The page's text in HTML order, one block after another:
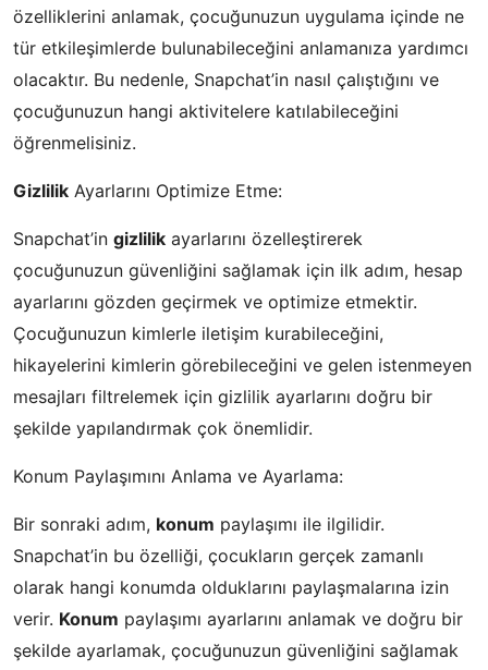
özelliklerini anlamak, çocuğunuzun uygulama içinde ne
tür etkileşimlerde bulunabileceğini anlamanıza yardımcı
olacaktır. Bu nedenle, Snapchat’in nasıl çalıştığını ve
çocuğunuzun hangi aktivitelere katılabileceğini
öğrenmelisiniz.
Gizlilik Ayarlarını Optimize Etme:
Snapchat’in gizlilik ayarlarını özelleştirerek
çocuğunuzun güvenliğini sağlamak için ilk adım, hesap
ayarlarını gözden geçirmek ve optimize etmektir.
Çocuğunuzun kimlerle iletişim kurabileceğini,
hikayelerini kimlerin görebileceğini ve gelen istenmeyen
mesajları filtrelemek için gizlilik ayarlarını doğru bir
şekilde yapılandırmak çok önemlidir.
Konum Paylaşımını Anlama ve Ayarlama:
Bir sonraki adım, konum paylaşımı ile ilgilidir.
Snapchat’in bu özelliği, çocukların gerçek zamanlı
olarak hangi konumda olduklarını paylaşmalarına izin
verir. Konum paylaşımı ayarlarını anlamak ve doğru bir
şekilde ayarlamak, çocuğunuzun güvenliğini sağlamak